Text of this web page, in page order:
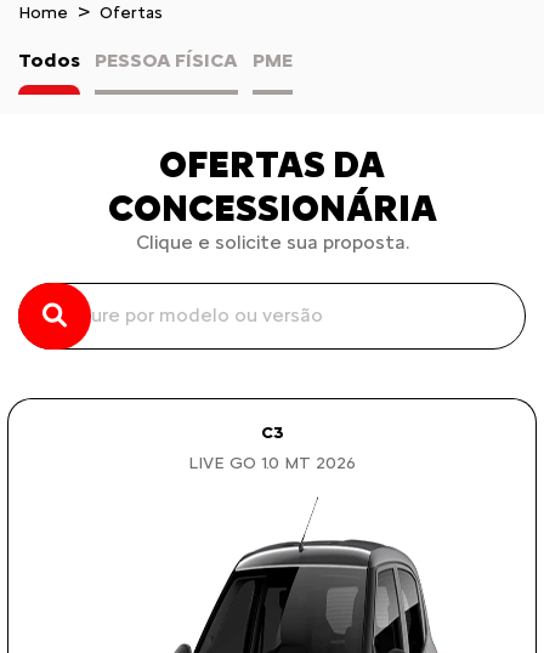
Home Ofertas
Todos PESSOA FÍSICA PME
OFERTAS DA
CONCESSIONÁRIA
Clique e solicite sua proposta.
C3
LIVE GO 1.0 MT 2026